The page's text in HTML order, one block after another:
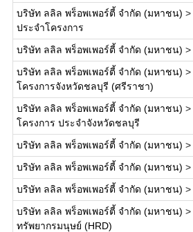
บริษัท ลลิล พร็อพเพอร์ตี้ จำกัด (มหาชน) >
ประจำโครงการ
บริษัท ลลิล พร็อพเพอร์ตี้ จำกัด (มหาชน) >
บริษัท ลลิล พร็อพเพอร์ตี้ จำกัด (มหาชน) >
โครงการจังหวัดชลบุรี (ศรีราชา)
บริษัท ลลิล พร็อพเพอร์ตี้ จำกัด (มหาชน) >
โครงการ ประจำจังหวัดชลบุรี
บริษัท ลลิล พร็อพเพอร์ตี้ จำกัด (มหาชน) >
บริษัท ลลิล พร็อพเพอร์ตี้ จำกัด (มหาชน) >
บริษัท ลลิล พร็อพเพอร์ตี้ จำกัด (มหาชน) >
บริษัท ลลิล พร็อพเพอร์ตี้ จำกัด (มหาชน) >
ทรัพยากรมนุษย์ (HRD)